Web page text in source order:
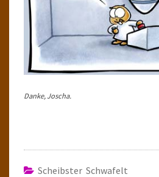
Danke, Joscha.
Scheibster Schwafelt